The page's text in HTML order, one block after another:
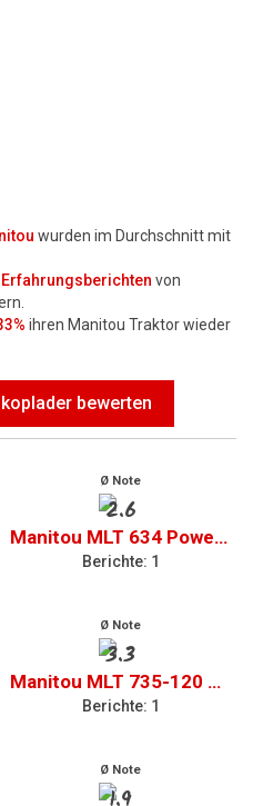
wurden im Durchschnitt mit
Erfahrungsberichten von
ihren Manitou Traktor wieder
bewerten
Ø Note
2.6
Manitou MLT 634 PowerShift
Berichte: 1
Ø Note
3.3
Manitou MLT 735-120 LSU
Berichte: 1
Ø Note